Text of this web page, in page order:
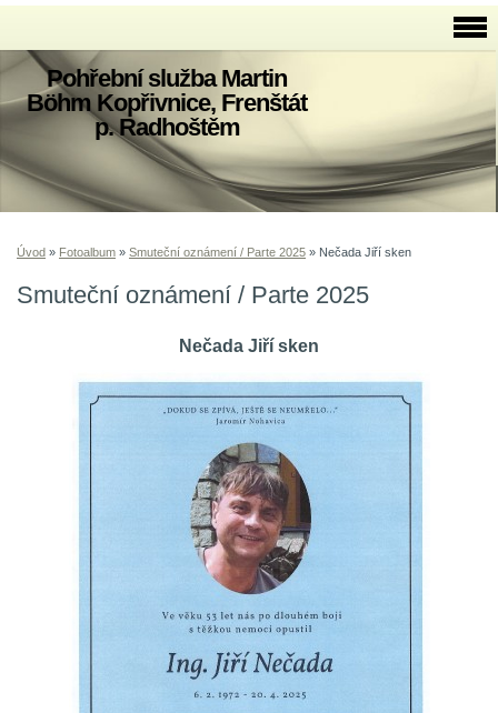
Pohřební služba Martin
Böhm Kopřivnice, Frenštát
p. Radhoštěm
Úvod » Fotoalbum » Smuteční oznámení / Parte 2025 » Nečada Jiří sken
Smuteční oznámení / Parte 2025
Nečada Jiří sken